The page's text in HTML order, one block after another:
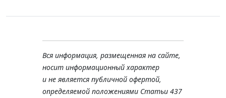
Вся информация, размещенная на сайте,
носит информационный характер
и не является публичной офертой,
определяемой положениями Статьи 437